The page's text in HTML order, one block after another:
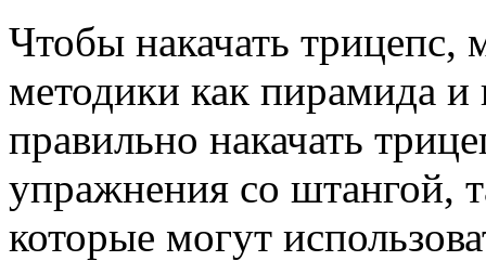
Чтобы накачать трицепс,
методики как пирамида
правильно накачать
упражнения со штангой,
которые могут